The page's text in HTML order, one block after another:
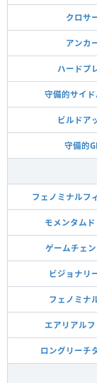
クロサ
アンカ
ハードプ
守備的サイ
ビルドア
守備的
フェノミナルフ
モメンタム
ゲームチェ
ビジョナリ
フェノミナ
エアリアルフ
ロングリーチ